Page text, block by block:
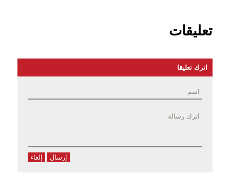
تعليقات
اترك تعليقا
إرسال إلغاء